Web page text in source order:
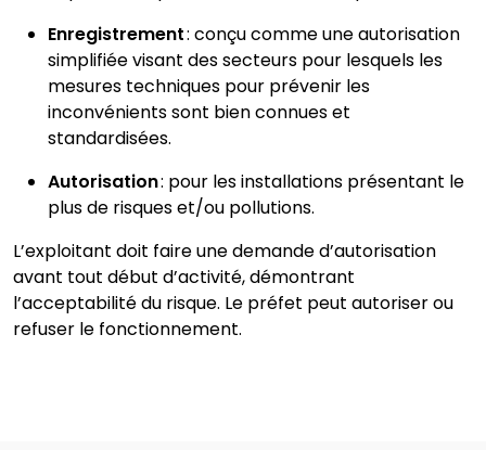
Enregistrement: conçu comme une autorisation
simplifiée visant des secteurs pour lesquels les
mesures techniques pour prévenir les
inconvénients sont bien connues et
standardisées.
Autorisation: pour les installations présentant le
plus de risques et/ou pollutions.
L’exploitant doit faire une demande d’autorisation
avant tout début d’activité, démontrant
l’acceptabilité du risque. Le préfet peut autoriser ou
refuser le fonctionnement.